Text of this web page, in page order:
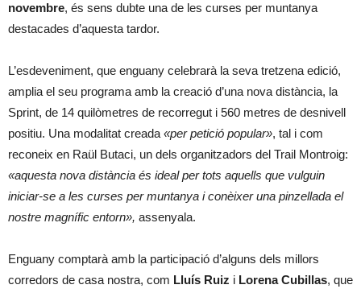
novembre, és sens dubte una de les curses per muntanya
destacades d’aquesta tardor.
L’esdeveniment, que enguany celebrarà la seva tretzena edició,
amplia el seu programa amb la creació d’una nova distància, la
Sprint, de 14 quilòmetres de recorregut i 560 metres de desnivell
positiu. Una modalitat creada «per petició popular», tal i com
reconeix en Raül Butaci, un dels organitzadors del Trail Montroig:
«aquesta nova distància és ideal per tots aquells que vulguin
iniciar-se a les curses per muntanya i conèixer una pinzellada el
nostre magnífic entorn», assenyala.
Enguany comptarà amb la participació d’alguns dels millors
corredors de casa nostra, com Lluís Ruiz i Lorena Cubillas, que